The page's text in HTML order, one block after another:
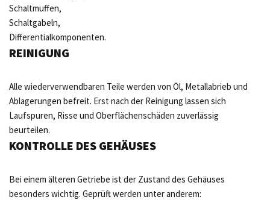
Schaltmuffen,
Schaltgabeln,
Differentialkomponenten.
REINIGUNG
Alle wiederverwendbaren Teile werden von Öl, Metallabrieb und
Ablagerungen befreit. Erst nach der Reinigung lassen sich
Laufspuren, Risse und Oberflächenschäden zuverlässig
beurteilen.
KONTROLLE DES GEHÄUSES
Bei einem älteren Getriebe ist der Zustand des Gehäuses
besonders wichtig. Geprüft werden unter anderem: